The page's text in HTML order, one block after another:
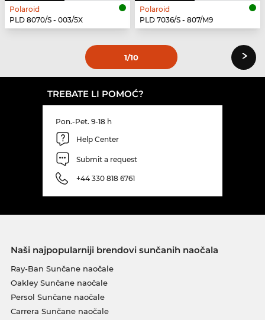
Polaroid
PLD 8070/S - 003/5X
Polaroid
PLD 7036/S - 807/M9
1/10 ›
TREBATE LI POMOĆ?
Pon.-Pet. 9-18 h
Help Center
Submit a request
+44 330 818 6761
Naši najpopularniji brendovi sunčanih naočala
Ray-Ban Sunčane naočale
Oakley Sunčane naočale
Persol Sunčane naočale
Carrera Sunčane naočale